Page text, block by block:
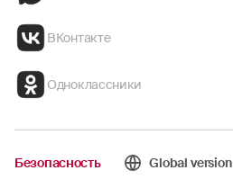
ВКонтакте
Одноклассники
Безопасность Global version